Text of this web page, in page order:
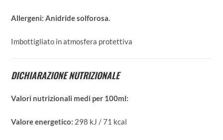
Allergeni: Anidride solforosa.
Imbottigliato in atmosfera protettiva
DICHIARAZIONE NUTRIZIONALE
Valori nutrizionali medi per 100ml:
Valore energetico: 298 kJ / 71 kcal